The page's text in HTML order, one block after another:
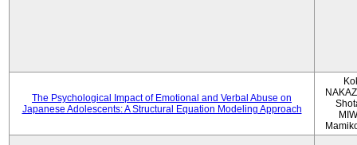
The Psychological Impact of Emotional and Verbal Abuse on
Japanese Adolescents: A Structural Equation Modeling Approach